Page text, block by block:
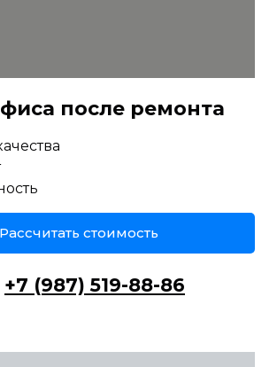
после ремонта
Рассчитать стоимость
+7 (987) 519-88-86